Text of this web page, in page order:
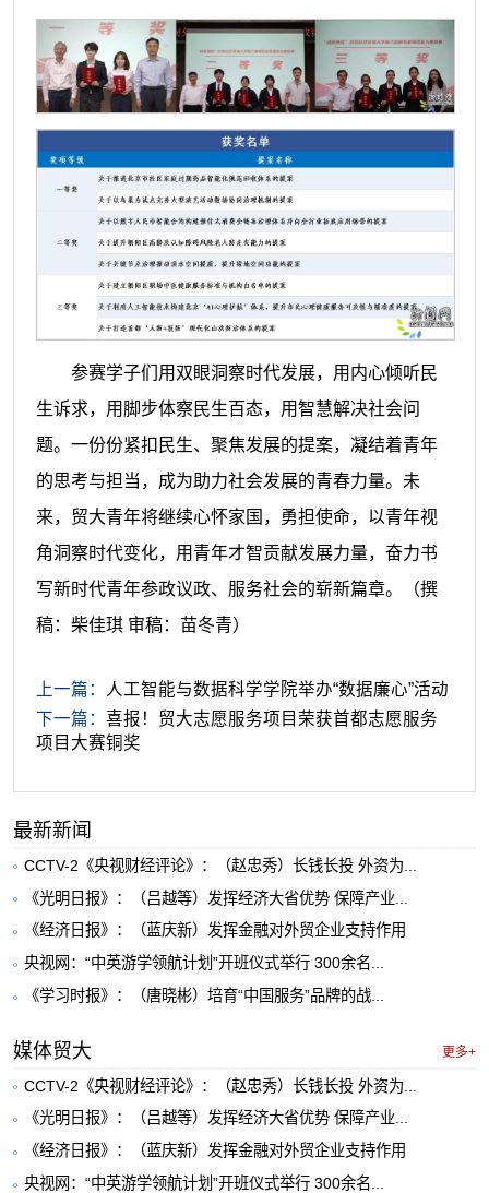
参赛学子们用双眼洞察时代发展，用内心倾听民
生诉求，用脚步体察民生百态，用智慧解决社会问
题。一份份紧扣民生、聚焦发展的提案，凝结着青年
的思考与担当，成为助力社会发展的青春力量。未
来，贸大青年将继续心怀家国，勇担使命，以青年视
角洞察时代变化，用青年才智贡献发展力量，奋力书
写新时代青年参政议政、服务社会的崭新篇章。
（撰
稿：柴佳琪 审稿：苗冬青）
上一篇：
人工智能与数据科学学院举办“数据廉心”活动
下一篇： 喜报！贸大志愿服务项目荣获首都志愿服务
项目大赛铜奖
最新新闻
CCTV-2《央视财经评论》：（赵忠秀）长钱长投 外资为...
《光明日报》：（吕越等）发挥经济大省优势 保障产业...
《经济日报》：（蓝庆新）发挥金融对外贸企业支持作用
央视网：“中英游学领航计划”开班仪式举行 300余名...
《学习时报》：（唐晓彬）培育“中国服务”品牌的战...
媒体贸大 更多+
CCTV-2《央视财经评论》：（赵忠秀）长钱长投 外资为...
《光明日报》：（吕越等）发挥经济大省优势 保障产业...
《经济日报》：（蓝庆新）发挥金融对外贸企业支持作用
央视网：“中英游学领航计划”开班仪式举行 300余名...